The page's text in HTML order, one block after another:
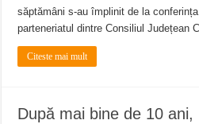
săptămâni s-au împlinit de la
parteneriatul dintre Consiliul Județean
Citeste mai mult
După mai bine de 10